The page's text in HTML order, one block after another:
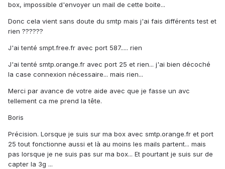
box, impossible d'envoyer un mail de cette boite...
Donc cela vient sans doute du smtp mais j'ai fais différents test et
rien ??????
J'ai tenté smpt.free.fr avec port 587..... rien
J'ai tenté smtp.orange.fr avec port 25 et rien... j'ai bien décoché
la case connexion nécessaire... mais rien...
Merci par avance de votre aide avec que je fasse un avc
tellement ca me prend la tête.
Boris
Précision. Lorsque je suis sur ma box avec smtp.orange.fr et port
25 tout fonctionne aussi et là au moins les mails partent... mais
pas lorsque je ne suis pas sur ma box... Et pourtant je suis sur de
capter la 3g ...